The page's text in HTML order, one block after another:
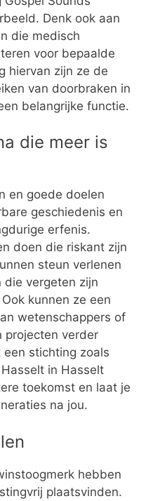
Denk ook aan
die medisch
voor bepaalde
hiervan zijn ze de
van doorbraken in
belangrijke functie.
die meer is
en goede doelen
geschiedenis en
erfenis.
doen die riskant zijn
steun verlenen
die vergeten zijn
kunnen ze een
wetenschappers of
projecten verder
stichting zoals
in Hasselt
toekomst en laat je
na jou.
hebben
plaatsvinden.